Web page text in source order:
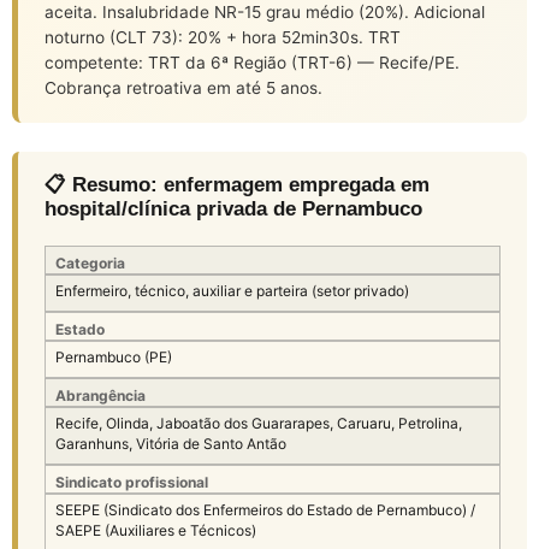
aceita. Insalubridade NR-15 grau médio (20%). Adicional
noturno (CLT 73): 20% + hora 52min30s. TRT
competente: TRT da 6ª Região (TRT-6) — Recife/PE.
Cobrança retroativa em até 5 anos.
📋 Resumo: enfermagem empregada em
hospital/clínica privada de Pernambuco
Categoria
Enfermeiro, técnico, auxiliar e parteira (setor privado)
Estado
Pernambuco (PE)
Abrangência
Recife, Olinda, Jaboatão dos Guararapes, Caruaru, Petrolina,
Garanhuns, Vitória de Santo Antão
Sindicato profissional
SEEPE (Sindicato dos Enfermeiros do Estado de Pernambuco) /
SAEPE (Auxiliares e Técnicos)